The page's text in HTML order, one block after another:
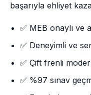
başarıyla ehliyet
✅ MEB onaylı ve
✅ Deneyimli ve
✅ Çift frenli
✅ %97 sınav